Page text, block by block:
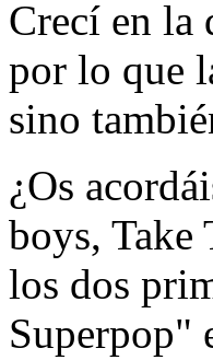
Crecí en la
por lo que
sino
¿Os
boys, Take
los dos
Superpop"